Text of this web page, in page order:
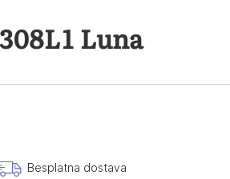
Luna
Besplatna dostava